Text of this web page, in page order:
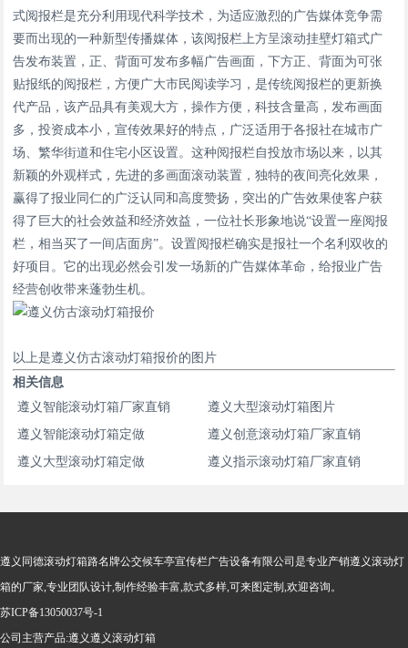
式阅报栏是充分利用现代科学技术，为适应激烈的广告媒体竞争需
要而出现的一种新型传播媒体，该阅报栏上方呈滚动挂壁灯箱式广
告发布装置，正、背面可发布多幅广告画面，下方正、背面为可张
贴报纸的阅报栏，方便广大市民阅读学习，是传统阅报栏的更新换
代产品，该产品具有美观大方，操作方便，科技含量高，发布画面
多，投资成本小，宣传效果好的特点，广泛适用于各报社在城市广
场、繁华街道和住宅小区设置。这种阅报栏自投放市场以来，以其
新颖的外观样式，先进的多画面滚动装置，独特的夜间亮化效果，
赢得了报业同仁的广泛认同和高度赞扬，突出的广告效果使客户获
得了巨大的社会效益和经济效益，一位社长形象地说“设置一座阅报
栏，相当买了一间店面房”。设置阅报栏确实是报社一个名利双收的
好项目。它的出现必然会引发一场新的广告媒体革命，给报业广告
经营创收带来蓬勃生机。
以上是遵义仿古滚动灯箱报价的图片
相关信息
遵义智能滚动灯箱厂家直销
遵义大型滚动灯箱图片
遵义智能滚动灯箱定做
遵义创意滚动灯箱厂家直销
遵义大型滚动灯箱定做
遵义指示滚动灯箱厂家直销
遵义同德滚动灯箱路名牌公交候车亭宣传栏广告设备有限公司是专业产销遵义滚动灯
箱的厂家,专业团队设计,制作经验丰富,款式多样,可来图定制,欢迎咨询。
苏ICP备13050037号-1
公司主营产品:遵义遵义滚动灯箱